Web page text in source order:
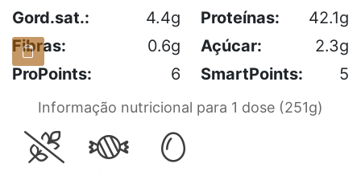
Gord.sat.:
4.4g Proteínas:
42.1g
Fibras:
0.6g Açúcar:
2.3g
ProPoints:
6 SmartPoints: 5
Informação nutricional para 1 dose (251g)